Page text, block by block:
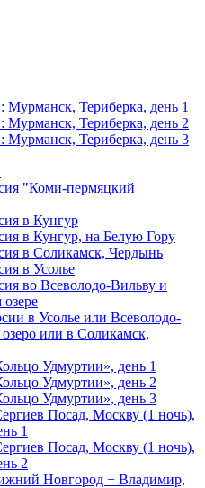
Териберка, день 1
Мурманск, Териберка, день 2
Мурманск, Териберка, день 3
"Коми-пермяцкий
в Кунгур
в Кунгур, на Белую Гору
в Соликамск, Чердынь
в Усолье
во Всеволодо-Вильву и
в Усолье или Всеволодо-
или в Соликамск,
Удмуртии», день 1
Удмуртии», день 2
Удмуртии», день 3
Посад, Москву (1 ночь),
1
Посад, Москву (1 ночь),
2
Новгород + Владимир,